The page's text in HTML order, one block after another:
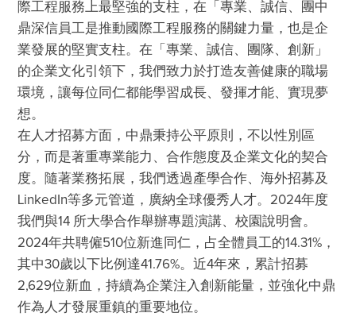
肯定與榮耀
ESG影音分享
互動問答
ESG問卷
聯絡我們
際工程服務上最堅強的支柱，在「專業、誠信、團中
鼎深信員工是推動國際工程服務的關鍵力量，也是企
業發展的堅實支柱。在「專業、誠信、團隊、創新」
的企業文化引領下，我們致力於打造友善健康的職場
環境，讓每位同仁都能學習成長、發揮才能、實現夢
想。
在人才招募方面，中鼎秉持公平原則，不以性別區
分，而是著重專業能力、合作態度及企業文化的契合
度。隨著業務拓展，我們透過產學合作、海外招募及
LinkedIn等多元管道，廣納全球優秀人才。2024年度
我們與14 所大學合作舉辦專題演講、校園說明會。
2024年共聘僱510位新進同仁，占全體員工的14.31%，
其中30歲以下比例達41.76%。近4年來，累計招募
2,629位新血，持續為企業注入創新能量，並強化中鼎
作為人才發展重鎮的重要地位。